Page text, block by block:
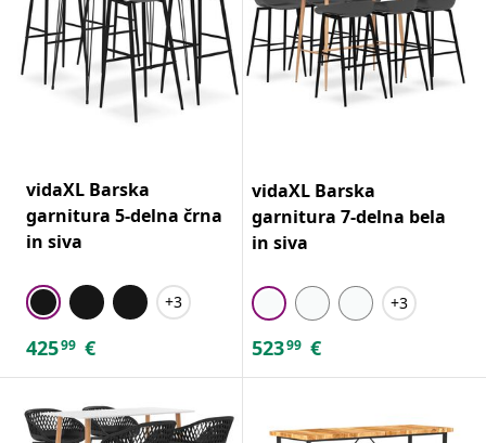
vidaXL Barska
garnitura 5-delna črna
in siva
+3
42599 €
vidaXL Barska
garnitura 7-delna bela
in siva
+3
52399 €